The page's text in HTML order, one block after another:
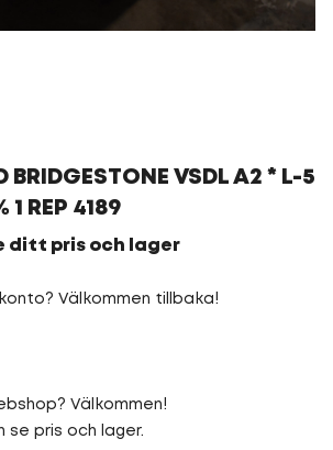
BRIDGESTONE VSDL A2 * L-5
REP 4189
ditt pris och lager
Välkommen tillbaka!
Välkommen!
se pris och lager.